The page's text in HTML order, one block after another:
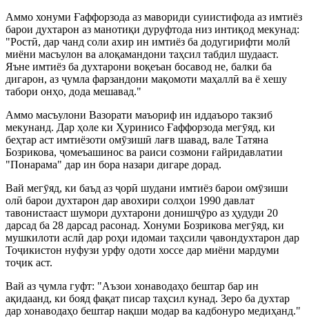
Аммо хонуми Ғаффорзода аз мавориди суиистифода аз имтиёз
барои духтарон аз манотиқи дуруфтода низ интиқод мекунад:
"Ростӣ, дар чанд соли ахир ин имтиёз ба додугирифти молӣ
миёни масъулон ва алоқамандони таҳсил табдил шудааст.
Яъне имтиёз ба духтарони воқеъан босавод не, балки ба
дигарон, аз ҷумла фарзандони мақомоти маҳаллӣ ва ё хешу
табори онҳо, дода мешавад."
Аммо масъулони Вазорати маъориф ин иддаъоро такзиб
мекунанд. Дар ҳоле ки Ҳуринисо Ғаффорзода мегӯяд, ки
беҳтар аст имтиёзоти омӯзишӣ лағв шавад, вале Татяна
Бозрикова, ҷомеъашинос ва раиси созмони ғайридавлатии
"Понарама" дар ин бора назари дигаре дорад.
Вай мегӯяд, ки баъд аз ҷорӣ шудани имтиёз барои омӯзиши
олӣ барои духтарон дар авохири солҳои 1990 давлат
тавонистааст шумори духтарони донишҷӯро аз ҳудуди 20
дарсад ба 28 дарсад расонад. Хонуми Бозрикова мегӯяд, ки
мушкилоти аслӣ дар роҳи идомаи таҳсили ҷавондухтарон дар
Тоҷикистон нуфузи урфу одоти хоссе дар миёни мардуми
тоҷик аст.
Вай аз ҷумла гуфт: "Аъзои хонаводаҳо бештар бар ин
ақидаанд, ки бояд фақат писар таҳсил кунад. Зеро ба духтар
дар хонаводаҳо бештар нақши модар ва кадбонуро медиҳанд."